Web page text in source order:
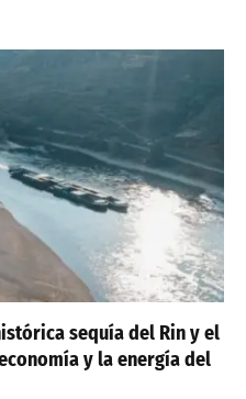
sequía del Rin y el
y la energía del